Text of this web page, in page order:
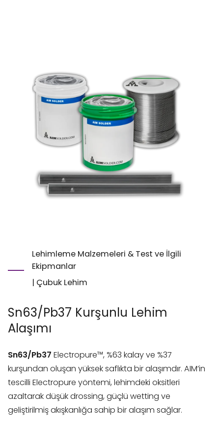
Lehimleme Malzemeleri & Test ve İlgili
Ekipmanlar
| Çubuk Lehim
Sn63/Pb37 Kurşunlu Lehim
Alaşımı
Sn63/Pb37 Electropure™, %63 kalay ve %37
kurşundan oluşan yüksek saflıkta bir alaşımdır. AIM’in
tescilli Electropure yöntemi, lehimdeki oksitleri
azaltarak düşük drossing, güçlü wetting ve
geliştirilmiş akışkanlığa sahip bir alaşım sağlar.